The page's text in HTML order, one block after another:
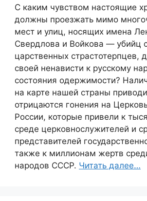
С каким чувством настоящие
должны проезжать мимо
мест и улиц, носящих имена
Свердлова и Войкова — убийц
царственных страстотерпцев,
своей ненависти к русскому
состояния одержимости?
на карте нашей страны
отрицаются гонения на
России, которые привели к
среде церковнослужителей и
представителей
также к миллионам жертв
народов СССР. Читать далее…